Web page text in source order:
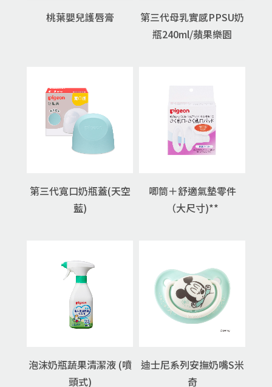
桃葉嬰兒護唇膏
第三代母乳實感PPSU奶
瓶240ml/蘋果樂園
第三代寬口奶瓶蓋(天空
藍)
唧筒＋舒適氣墊零件
（大尺寸)**
泡沫奶瓶蔬果清潔液 (噴
頭式)
迪士尼系列安撫奶嘴S米
奇